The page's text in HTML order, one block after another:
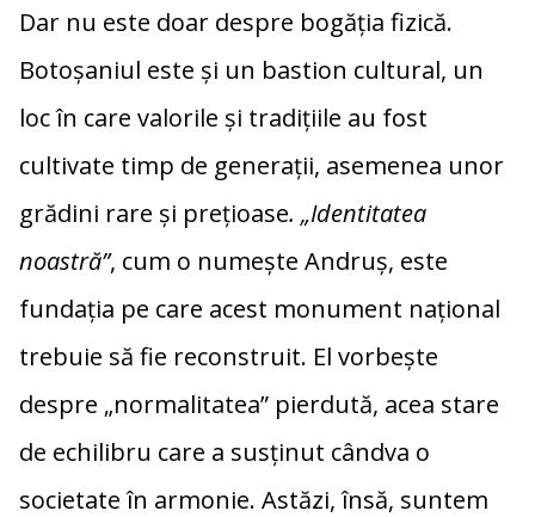
Dar nu este doar despre bogăția fizică.
Botoșaniul este și un bastion cultural, un
loc în care valorile și tradițiile au fost
cultivate timp de generații, asemenea unor
grădini rare și prețioase. „Identitatea
noastră”, cum o numește Andruș, este
fundația pe care acest monument național
trebuie să fie reconstruit. El vorbește
despre „normalitatea” pierdută, acea stare
de echilibru care a susținut cândva o
societate în armonie. Astăzi, însă, suntem